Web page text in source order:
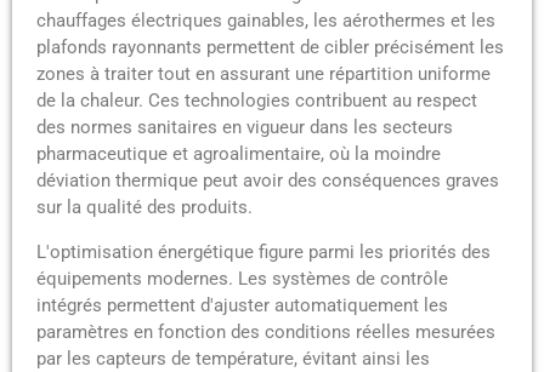
chauffages électriques gainables, les aérothermes et les
plafonds rayonnants permettent de cibler précisément les
zones à traiter tout en assurant une répartition uniforme
de la chaleur. Ces technologies contribuent au respect
des normes sanitaires en vigueur dans les secteurs
pharmaceutique et agroalimentaire, où la moindre
déviation thermique peut avoir des conséquences graves
sur la qualité des produits.
L'optimisation énergétique figure parmi les priorités des
équipements modernes. Les systèmes de contrôle
intégrés permettent d'ajuster automatiquement les
paramètres en fonction des conditions réelles mesurées
par les capteurs de température, évitant ainsi les